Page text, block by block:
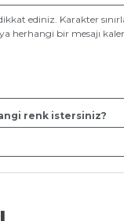
renk istersiniz?